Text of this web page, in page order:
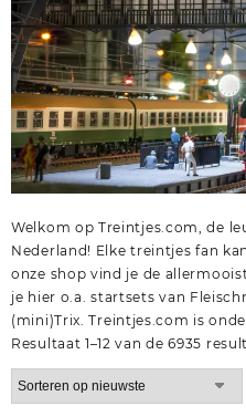
Welkom op Treintjes.com, de
Nederland! Elke treintjes fan
onze shop vind je de
je hier o.a.startsets van
(mini)Trix . Treintjes.com is
Resultaat 1–12 van de 6935